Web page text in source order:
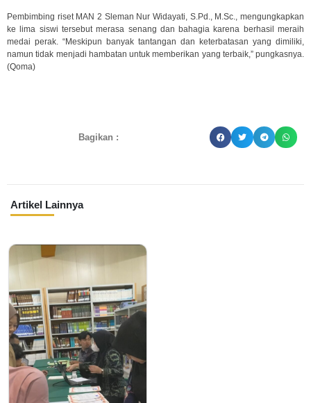
Pembimbing riset MAN 2 Sleman Nur Widayati, S.Pd., M.Sc., mengungkapkan
ke lima siswi tersebut merasa senang dan bahagia karena berhasil meraih
medai perak. “Meskipun banyak tantangan dan keterbatasan yang dimiliki,
namun tidak menjadi hambatan untuk memberikan yang terbaik,” pungkasnya.
(Qoma)
Bagikan :
Artikel Lainnya